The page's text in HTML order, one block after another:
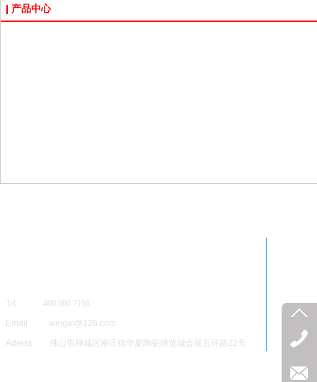
产品中心
Tel 400 000 7158
Email weigai@126.com
Adress 佛山市禅城区南庄镇华夏陶瓷博览城会展五环路22号